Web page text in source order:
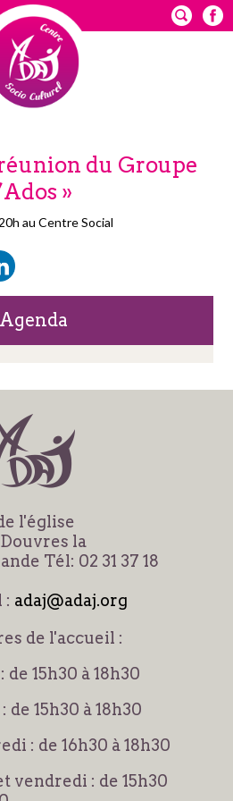
Agenda
du Groupe
»
au Centre Social
l'église
la
Tél: 02 31 37 18
: adaj@adaj.org
de l'accueil :
de 15h30 à 18h30
de 15h30 à 18h30
: de 16h30 à 18h30
vendredi : de 15h30